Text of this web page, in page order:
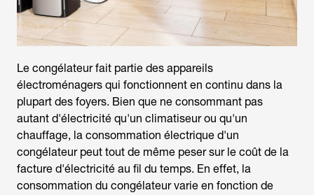
Le congélateur fait partie des appareils
électroménagers qui fonctionnent en continu dans la
plupart des foyers. Bien que ne consommant pas
autant d'électricité qu'un climatiseur ou qu'un
chauffage, la consommation électrique d'un
congélateur peut tout de même peser sur le coût de la
facture d'électricité au fil du temps. En effet, la
consommation du congélateurvarie en fonction de